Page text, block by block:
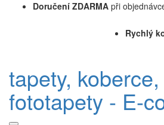
Doručení ZDARMA při
Rychlý
tapety, koberce,
fototapety - E-